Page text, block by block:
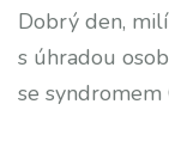
Dobrý den,
s úhradou
se syndromem